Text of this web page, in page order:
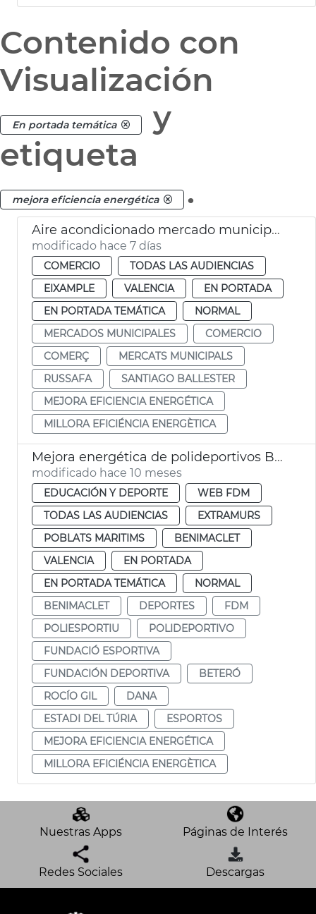
Contenido con
Visualización
En portada temática
y
etiqueta
mejora eficiencia energética .
Aire acondicionado mercado municipal Russafa
modificado hace 7 días
COMERCIO
TODAS LAS AUDIENCIAS
EIXAMPLE
VALENCIA
EN PORTADA
EN PORTADA TEMÁTICA
NORMAL
MERCADOS MUNICIPALES
COMERCIO
COMERÇ
MERCATS MUNICIPALS
RUSSAFA
SANTIAGO BALLESTER
MEJORA EFICIENCIA ENERGÉTICA
MILLORA EFICIÉNCIA ENERGÈTICA
Mejora energética de polideportivos Beteró, Estadi del Turia y Benimaclet
modificado hace 10 meses
EDUCACIÓN Y DEPORTE
WEB FDM
TODAS LAS AUDIENCIAS
EXTRAMURS
POBLATS MARITIMS
BENIMACLET
VALENCIA
EN PORTADA
EN PORTADA TEMÁTICA
NORMAL
BENIMACLET
DEPORTES
FDM
POLIESPORTIU
POLIDEPORTIVO
FUNDACIÓ ESPORTIVA
FUNDACIÓN DEPORTIVA
BETERÓ
ROCÍO GIL
DANA
ESTADI DEL TÚRIA
ESPORTOS
MEJORA EFICIENCIA ENERGÉTICA
MILLORA EFICIÉNCIA ENERGÈTICA
Nuestras Apps Páginas de Interés
Redes Sociales Descargas